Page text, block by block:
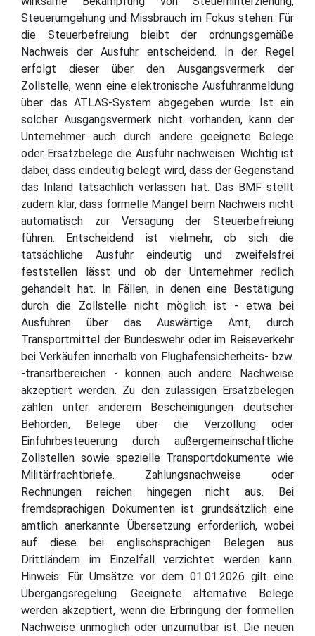
Steuerumgehung und Missbrauch im Fokus stehen. Für
die Steuerbefreiung bleibt der ordnungsgemäße
Nachweis der Ausfuhr entscheidend. In der Regel
erfolgt dieser über den Ausgangsvermerk der
Zollstelle, wenn eine elektronische Ausfuhranmeldung
über das ATLAS-System abgegeben wurde. Ist ein
solcher Ausgangsvermerk nicht vorhanden, kann der
Unternehmer auch durch andere geeignete Belege
oder Ersatzbelege die Ausfuhr nachweisen. Wichtig ist
dabei, dass eindeutig belegt wird, dass der Gegenstand
das Inland tatsächlich verlassen hat. Das BMF stellt
zudem klar, dass formelle Mängel beim Nachweis nicht
automatisch zur Versagung der Steuerbefreiung
führen. Entscheidend ist vielmehr, ob sich die
tatsächliche Ausfuhr eindeutig und zweifelsfrei
feststellen lässt und ob der Unternehmer redlich
gehandelt hat. In Fällen, in denen eine Bestätigung
durch die Zollstelle nicht möglich ist - etwa bei
Ausfuhren über das Auswärtige Amt, durch
Transportmittel der Bundeswehr oder im Reiseverkehr
bei Verkäufen innerhalb von Flughafensicherheits- bzw.
-transitbereichen - können auch andere Nachweise
akzeptiert werden. Zu den zulässigen Ersatzbelegen
zählen unter anderem Bescheinigungen deutscher
Behörden, Belege über die Verzollung oder
Einfuhrbesteuerung durch außergemeinschaftliche
Zollstellen sowie spezielle Transportdokumente wie
Militärfrachtbriefe. Zahlungsnachweise oder
Rechnungen reichen hingegen nicht aus. Bei
fremdsprachigen Dokumenten ist grundsätzlich eine
amtlich anerkannte Übersetzung erforderlich, wobei
auf diese bei englischsprachigen Belegen aus
Drittländern im Einzelfall verzichtet werden kann.
Hinweis: Für Umsätze vor dem 01.01.2026 gilt eine
Übergangsregelung. Geeignete alternative Belege
werden akzeptiert, wenn die Erbringung der formellen
Nachweise unmöglich oder unzumutbar ist. Die neuen